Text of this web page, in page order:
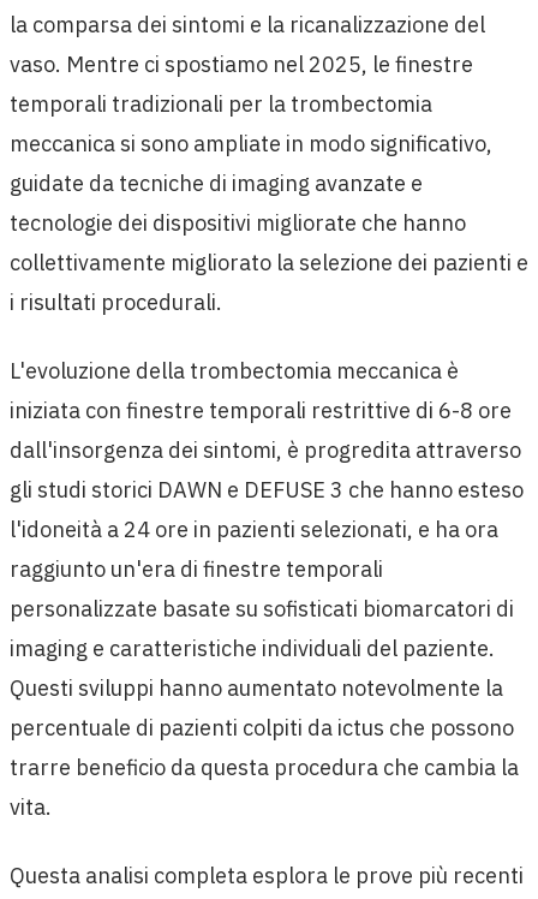
la comparsa dei sintomi e la ricanalizzazione del
vaso. Mentre ci spostiamo nel 2025, le finestre
temporali tradizionali per la trombectomia
meccanica si sono ampliate in modo significativo,
guidate da tecniche di imaging avanzate e
tecnologie dei dispositivi migliorate che hanno
collettivamente migliorato la selezione dei pazienti e
i risultati procedurali.
L'evoluzione della trombectomia meccanica è
iniziata con finestre temporali restrittive di 6-8 ore
dall'insorgenza dei sintomi, è progredita attraverso
gli studi storici DAWN e DEFUSE 3 che hanno esteso
l'idoneità a 24 ore in pazienti selezionati, e ha ora
raggiunto un'era di finestre temporali
personalizzate basate su sofisticati biomarcatori di
imaging e caratteristiche individuali del paziente.
Questi sviluppi hanno aumentato notevolmente la
percentuale di pazienti colpiti da ictus che possono
trarre beneficio da questa procedura che cambia la
vita.
Questa analisi completa esplora le prove più recenti